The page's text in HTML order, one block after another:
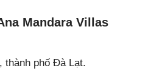
Mandara Villas
thành phố Đà Lạt.